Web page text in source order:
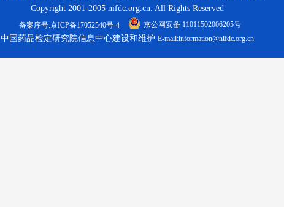
Copyright 2001-2005 nifdc.org.cn. All Rights Reserved
备案序号:京ICP备17052540号-4 京公网安备 11011502006205号
中国药品检定研究院信息中心建设和维护 E-mail:information@nifdc.org.cn